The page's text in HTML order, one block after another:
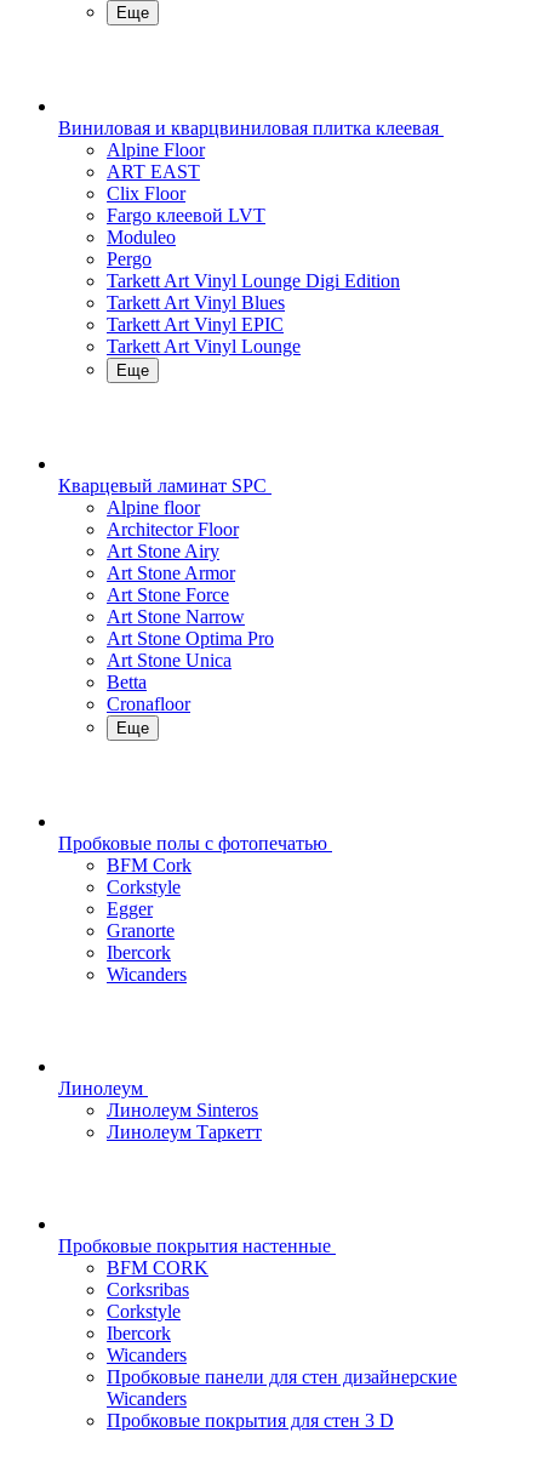
Еще
Виниловая и кварцвиниловая плитка клеевая
Alpine Floor
ART EAST
Clix Floor
Fargo клеевой LVT
Moduleo
Pergo
Tarkett Art Vinyl Lounge Digi Edition
Tarkett Art Vinyl Blues
Tarkett Art Vinyl EPIC
Tarkett Art Vinyl Lounge
Еще
Кварцевый ламинат SPC
Alpine floor
Architector Floor
Art Stone Airy
Art Stone Armor
Art Stone Force
Art Stone Narrow
Art Stone Optima Pro
Art Stone Unica
Betta
Cronafloor
Еще
Пробковые полы с фотопечатью
BFM Cork
Corkstyle
Egger
Granorte
Ibercork
Wicanders
Линолеум
Линолеум Sinteros
Линолеум Таркетт
Пробковые покрытия настенные
BFM CORK
Corksribas
Corkstyle
Ibercork
Wicanders
Пробковые панели для стен дизайнерские
Wicanders
Пробковые покрытия для стен 3 D